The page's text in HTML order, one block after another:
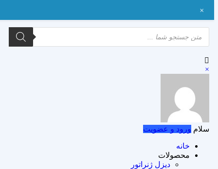
×
سلام ورود و عضویت
خانه
محصولات
دیزل ژنراتور
+